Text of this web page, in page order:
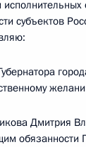
исполнительных
субъектов
Дмитрия
обязанности